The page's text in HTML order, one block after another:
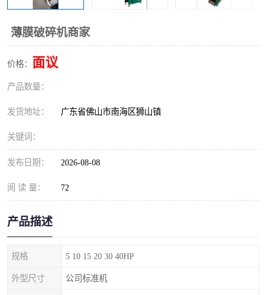
薄膜破碎机商家
价格： 面议
产品数量：
发货地址： 广东省佛山市南海区狮山镇
关键词：
发布日期： 2026-08-08
阅 读 量： 72
产品描述
规格 5 10 15 20 30 40HP
外型尺寸 公司标准机